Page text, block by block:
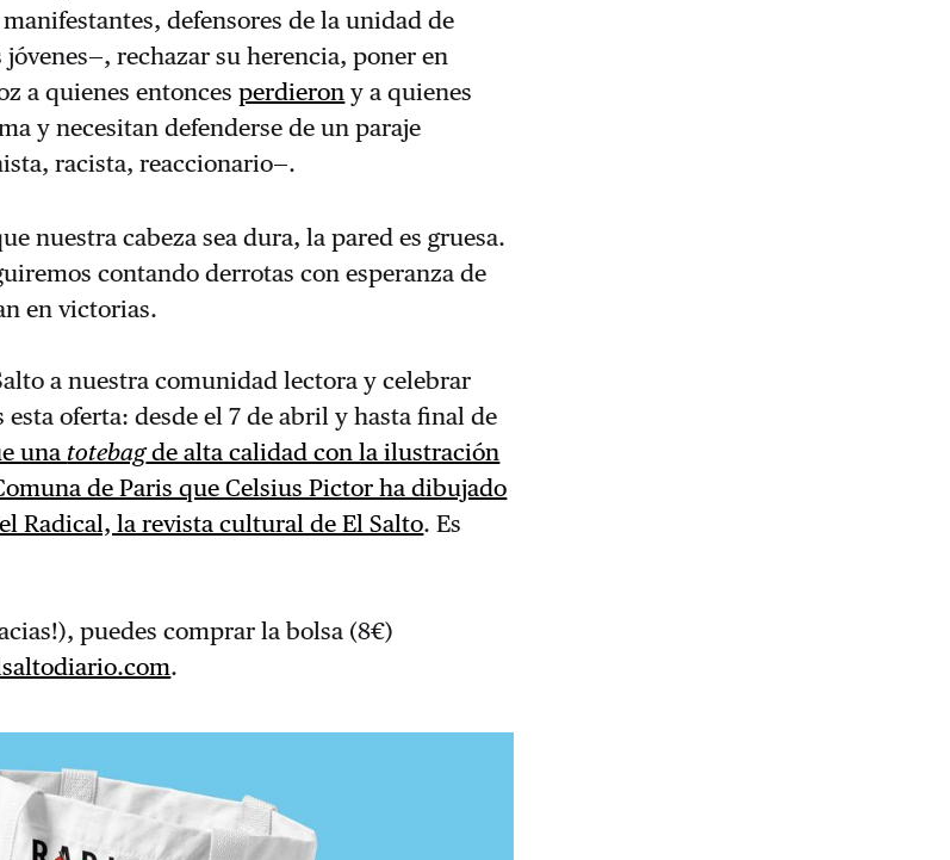
defensores de la unidad de
rechazar su herencia, poner en
a quienes entoncesperdieron y a quienes
y necesitan defenderse de un paraje
racista, reaccionario—.
nuestra cabeza sea dura, la pared es gruesa.
contando derrotas con esperanza de
en victorias.
a nuestra comunidad lectora y celebrar
oferta: desde el 7 de abril y hasta final de
una totebagde alta calidad con la ilustración
de Paris que Celsius Pictor ha dibujado
Radical, la revista cultural de El Salto. Es
puedes comprar la bolsa (8€)
.